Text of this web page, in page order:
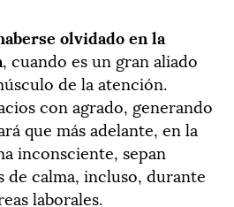
olvidado en la
, cuando es un gran aliado
de la atención.
con agrado, generando
que más adelante, en la
inconsciente, sepan
de calma, incluso, durante
laborales.